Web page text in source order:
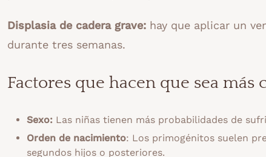
Displasia de cadera grave: hay que aplicar un
durante tres semanas.
Factores que hacen que sea
Sexo: Las niñas tienen más probabilidades de
Orden de nacimiento: Los primogénitos suelen
segundos hijos o posteriores.